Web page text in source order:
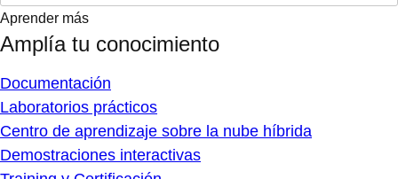
Aprender más
Amplía tu conocimiento
Documentación
Laboratorios prácticos
Centro de aprendizaje sobre la nube híbrida
Demostraciones interactivas